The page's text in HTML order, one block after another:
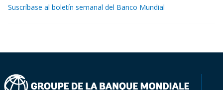
Suscríbase al boletín semanal del Banco Mundial